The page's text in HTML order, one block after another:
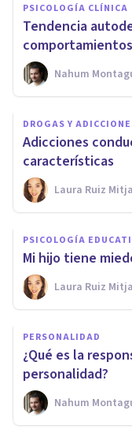
PSICOLOGÍA CLÍNICA
Tendencia
Nahum
DROGAS Y
Adicciones
características
Laura Ruiz
PSICOLOGÍA
Mi hijo tiene
Laura Ruiz
PERSONALIDAD
¿Qué es la
personalidad?
Nahum